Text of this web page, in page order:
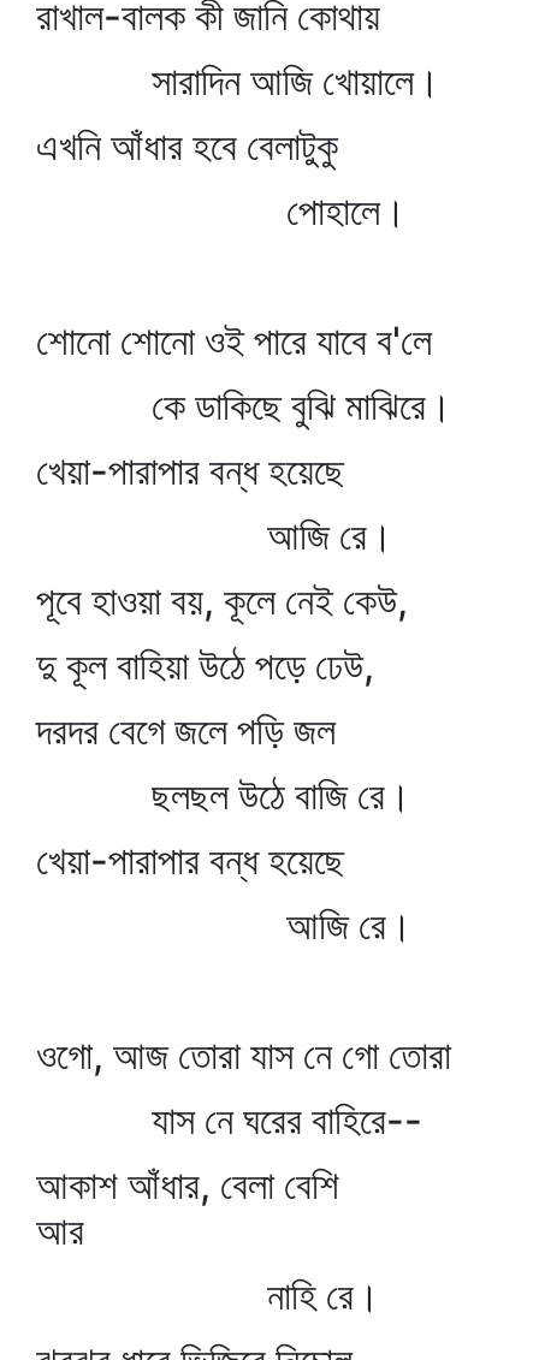
রাখাল-বালক কী জানি কোথায়
সারাদিন আজি খোয়ালে।
এখনি আঁধার হবে বেলাটুকু
পোহালে।
শোনো শোনো ওই পারে যাবে ব'লে
কে ডাকিছে বুঝি মাঝিরে।
খেয়া-পারাপার বন্ধ হয়েছে
আজি রে।
পূবে হাওয়া বয়, কূলে নেই কেউ,
দু কূল বাহিয়া উঠে পড়ে ঢেউ,
দরদর বেগে জলে পড়ি জল
ছলছল উঠে বাজি রে।
খেয়া-পারাপার বন্ধ হয়েছে
আজি রে।
ওগো, আজ তোরা যাস নে গো তোরা
যাস নে ঘরের বাহিরে--
আকাশ আঁধার, বেলা বেশি
আর
নাহি রে।